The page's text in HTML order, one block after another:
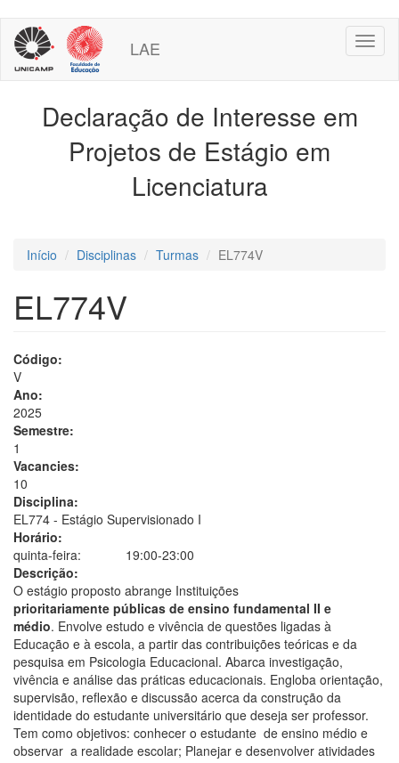
Pular
para
conteúdo
LAE
Declaração de Interesse em
Projetos de Estágio em
Licenciatura
Início Disciplinas Turmas EL774V
EL774V
Código:
V
Ano:
2025
Semestre:
1
Vacancies:
10
Disciplina:
EL774 - Estágio Supervisionado I
Horário:
quinta-feira:
19:00-23:00
Descrição:
O estágio proposto abrange Instituições
prioritariamente públicas de ensino fundamental II e
médio. Envolve estudo e vivência de questões ligadas à
Educação e à escola, a partir das contribuições teóricas e da
pesquisa em Psicologia Educacional. Abarca investigação,
vivência e análise das práticas educacionais. Engloba orientação,
supervisão, reflexão e discussão acerca da construção da
identidade do estudante universitário que deseja ser professor.
Tem como objetivos: conhecer o estudante de ensino médio e
observar a realidade escolar; Planejar e desenvolver atividades